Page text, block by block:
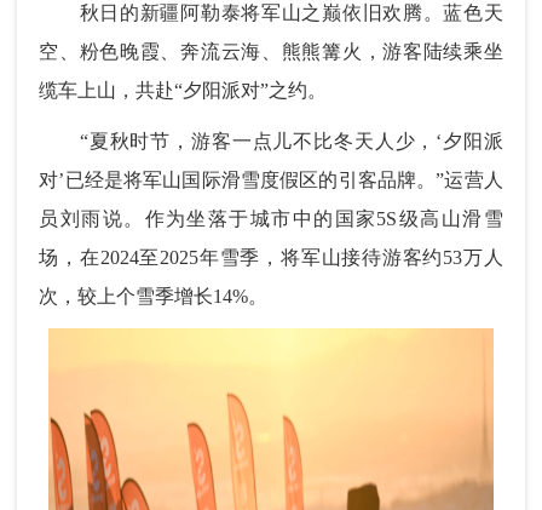
秋日的新疆阿勒泰将军山之巅依旧欢腾。蓝色天
空、粉色晚霞、奔流云海、熊熊篝火，游客陆续乘坐
缆车上山，共赴“夕阳派对”之约。
“夏秋时节，游客一点儿不比冬天人少，‘夕阳派
对’已经是将军山国际滑雪度假区的引客品牌。”运营人
员刘雨说。作为坐落于城市中的国家5S级高山滑雪
场，在2024至2025年雪季，将军山接待游客约53万人
次，较上个雪季增长14%。